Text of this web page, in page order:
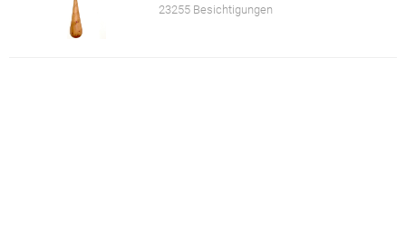
23255 Besichtigungen